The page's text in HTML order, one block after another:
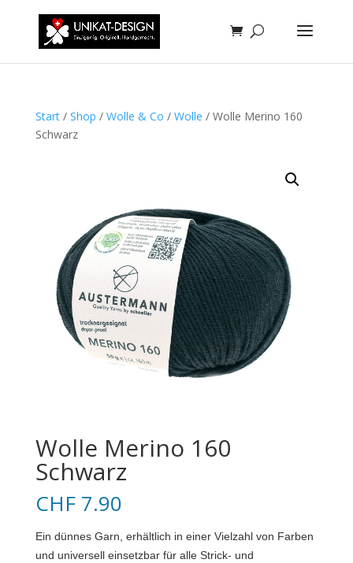
Start/ Shop / Wolle & Co / Wolle / Wolle Merino 160
Schwarz
Wolle Merino 160
Schwarz
CHF7.90
Ein dünnes Garn, erhältlich in einer Vielzahl von Farben
und universell einsetzbar für alle Strick- und